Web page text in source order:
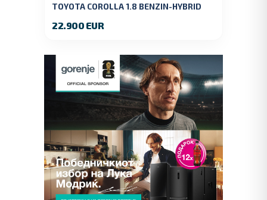
TOYOTA COROLLA 1.8 BENZIN-HYBRID
22.900 EUR